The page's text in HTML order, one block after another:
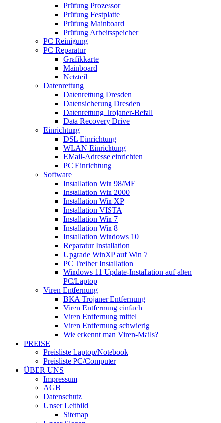
Prüfung Prozessor
Prüfung Festplatte
Prüfung Mainboard
Prüfung Arbeitsspeicher
PC Reinigung
PC Reparatur
Grafikkarte
Mainboard
Netzteil
Datenrettung
Datenrettung Dresden
Datensicherung Dresden
Datenrettung Trojaner-Befall
Data Recovery Drive
Einrichtung
DSL Einrichtung
WLAN Einrichtung
EMail-Adresse einrichten
PC Einrichtung
Software
Installation Win 98/ME
Installation Win 2000
Installation Win XP
Installation VISTA
Installation Win 7
Installation Win 8
Installation Windows 10
Reparatur Installation
Upgrade WinXP auf Win 7
PC Treiber Installation
Windows 11 Update-Installation auf alten
PC/Laptop
Viren Entfernung
BKA Trojaner Entfernung
Viren Entfernung einfach
Viren Entfernung mittel
Viren Entfernung schwierig
Wie erkennt man Viren-Mails?
PREISE
Preisliste Laptop/Notebook
Preisliste PC/Computer
ÜBER UNS
Impressum
AGB
Datenschutz
Unser Leitbild
Sitemap